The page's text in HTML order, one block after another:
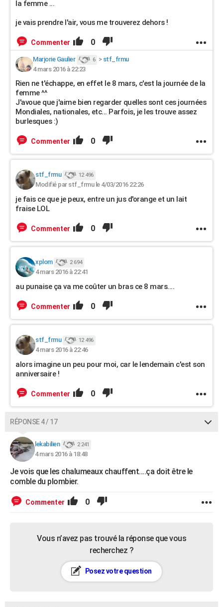
la femme ...
je vais prendre l'air, vous me trouverez dehors !
Commenter 0
Marjorie Gaulier 6 > stf_frmu
4 mars 2016 à 22:23
Rien ne t'échappe, en effet le 8 mars, c'est la journée de la
femme ^^
J'avoue que j'aime bien regarder quelles sont ces journées
Mondiales, nationales, etc... Parfois, je les trouve assez
burlesques :)
Commenter 0
stf_frmu 12 496
Modifié par stf_frmu le 4/03/2016 22:26
je fais ce que je peux, entre un jus d'orange et un lait
fraise LOL
Commenter 0
xplom 2 694
4 mars 2016 à 22:41
au punaise ça va me coûter un bras ce 8 mars....
Commenter 0
stf_frmu 12 496
4 mars 2016 à 22:46
alors imagine un peu pour moi, car le lendemain c'est son
anniversaire !
Commenter 0
RÉPONSE 4 / 17
lekabilien 2 241
4 mars 2016 à 18:48
Je vois que les chalumeaux chauffent....ça doit être le
comble du plombier.
Commenter 0
Vous n’avez pas trouvé la réponse que vous
recherchez ?
Posez votre question